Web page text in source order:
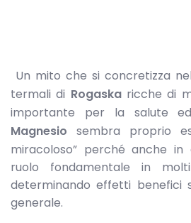
Un mito che si concretizza
termali di Rogaskaricche di
importante per la salute
Magnesio sembra proprio
miracoloso” perché anche in
ruolo fondamentale in
determinando effetti benefici
generale.